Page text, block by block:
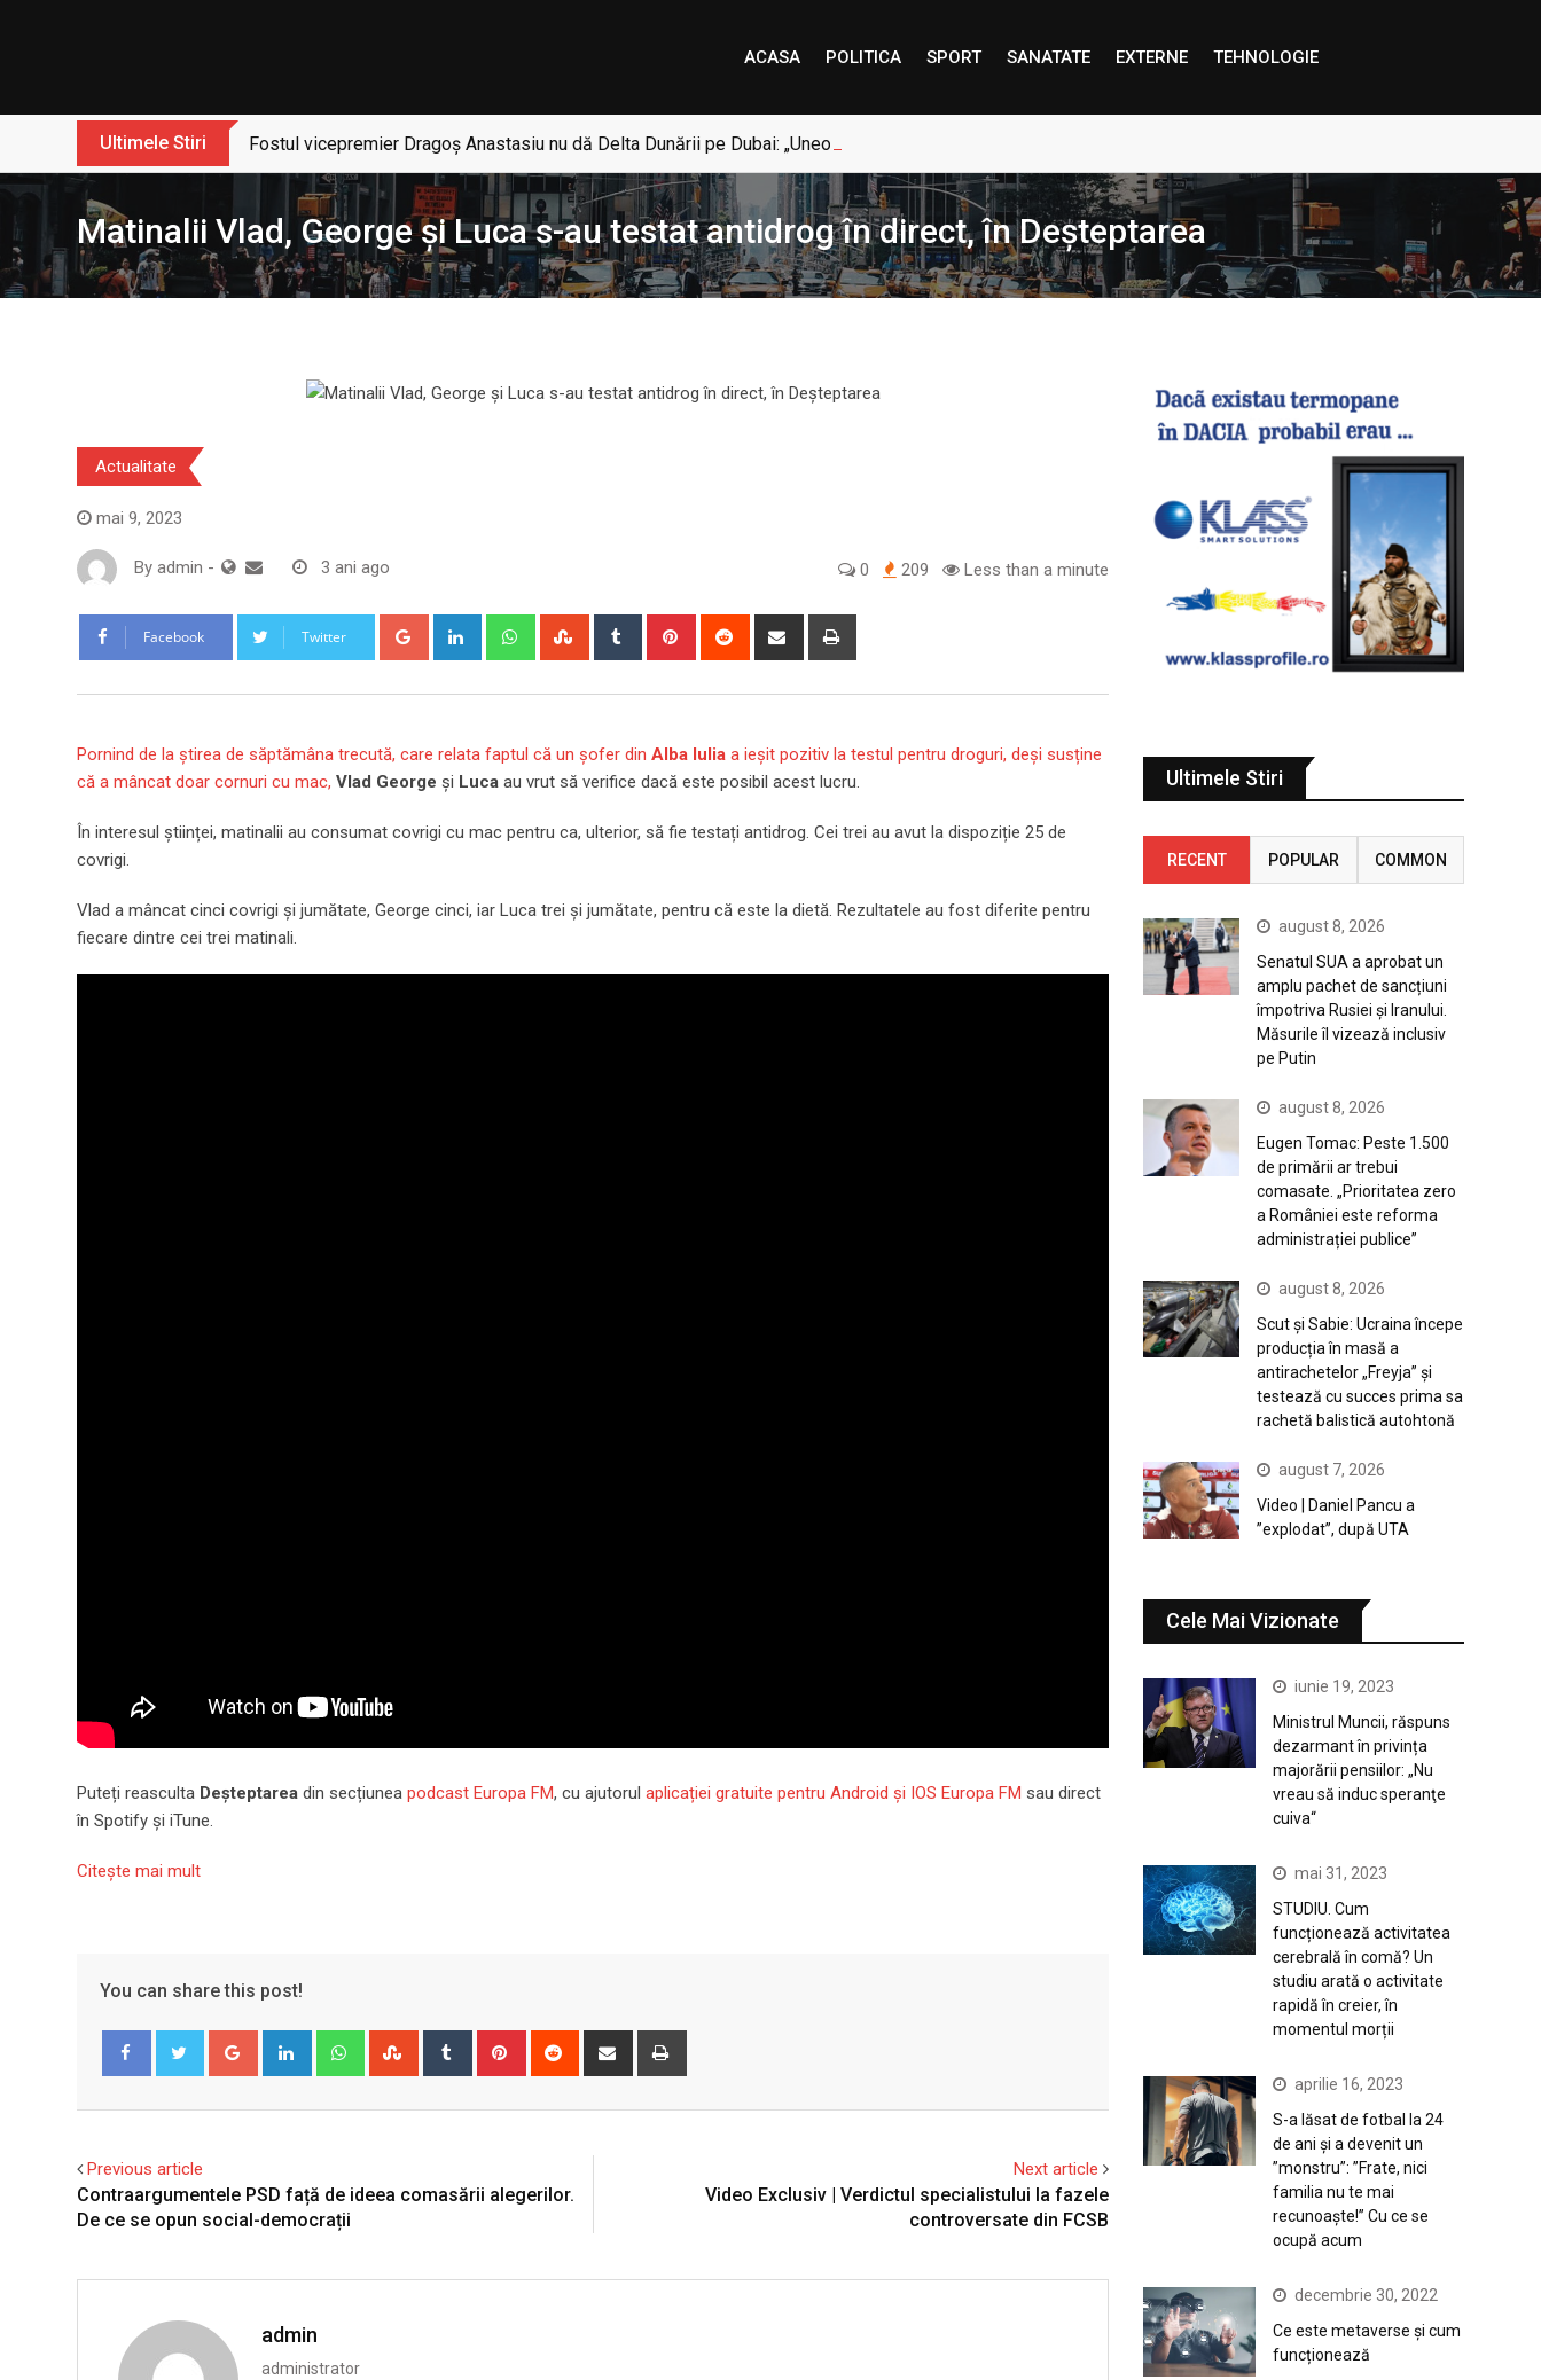
ACASA POLITICA SPORT SANATATE EXTERNE TEHNOLOGIE
Ultimele Stiri Fostul vicepremier Dragoș Anastasiu nu dă Delta Dunării pe Dubai: „Uneori, Paradisul este mai aproape decât credem”
Matinalii Vlad, George și Luca s-au testat antidrog în direct, în Deșteptarea
Actualitate
mai 9, 2023
By admin - 3 ani ago 0 209 Less than a minute
Facebook Twitter Google+ LinkedIn WhatsappStumbleUpon
Tumblr Pinterest Reddit
Share
Pornind de la știrea de săptămâna trecută, care relata faptul că un șofer din Alba Iulia a ieșit pozitiv la testul pentru droguri, deși susține
că a mâncat doar cornuri cu mac, Vlad George și Luca au vrut să verifice dacă este posibil acest lucru.
În interesul științei, matinalii au consumat covrigi cu mac pentru ca, ulterior, să fie testați antidrog. Cei trei au avut la dispoziție 25 de
covrigi.
Vlad a mâncat cinci covrigi și jumătate, George cinci, iar Luca trei și jumătate, pentru că este la dietă. Rezultatele au fost diferite pentru
fiecare dintre cei trei matinali.
Puteți reasculta Deșteptarea din secțiunea podcast Europa FM, cu ajutorul aplicației gratuite pentru Android și IOS Europa FM sau direct
în Spotify și iTune.
Citeşte mai mult
You can share this post!
Google+ LinkedIn WhatsappStumbleUpon
Tumblr Pinterest Reddit
Share
Previous article
Contraargumentele PSD față de ideea comasării alegerilor.
De ce se opun social-democrații
Next article
Video Exclusiv | Verdictul specialistului la fazele
controversate din FCSB
admin
administrator
Ultimele Stiri
RECENT POPULAR COMMON
august 8, 2026
Senatul SUA a aprobat un
amplu pachet de sancțiuni
împotriva Rusiei și Iranului.
Măsurile îl vizează inclusiv
pe Putin
august 8, 2026
Eugen Tomac: Peste 1.500
de primării ar trebui
comasate. „Prioritatea zero
a României este reforma
administrației publice”
august 8, 2026
Scut și Sabie: Ucraina începe
producția în masă a
antirachetelor „Freyja” și
testează cu succes prima sa
rachetă balistică autohtonă
august 7, 2026
Video | Daniel Pancu a
”explodat”, după UTA
Cele Mai Vizionate
iunie 19, 2023
Ministrul Muncii, răspuns
dezarmant în privința
majorării pensiilor: „Nu
vreau să induc speranţe
cuiva“
mai 31, 2023
STUDIU. Cum
funcționează activitatea
cerebrală în comă? Un
studiu arată o activitate
rapidă în creier, în
momentul morții
aprilie 16, 2023
S-a lăsat de fotbal la 24
de ani și a devenit un
”monstru”: ”Frate, nici
familia nu te mai
recunoaște!” Cu ce se
ocupă acum
decembrie 30, 2022
Ce este metaverse și cum
funcționează